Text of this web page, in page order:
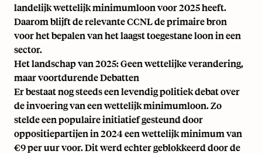
landelijk wettelijk minimumloon voor 2025 heeft.
Daarom blijft de relevante CCNL de primaire bron
voor het bepalen van het laagst toegestane loon in een
sector.
Het landschap van 2025: Geen wettelijke verandering,
maar voortdurende Debatten
Er bestaat nog steeds een levendig politiek debat over
de invoering van een wettelijk minimumloon. Zo
stelde een populaire initiatief gesteund door
oppositiepartijen in 2024 een wettelijk minimum van
€9 per uur voor. Dit werd echter geblokkeerd door de